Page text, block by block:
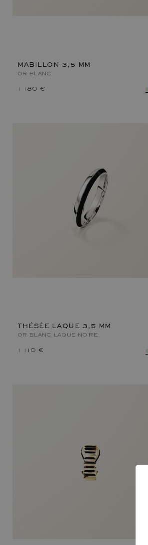
MABILLON 3,5 MM
OR BLANC
1 180 €
THÉSÉE LAQUE 3,5 MM
OR BLANC LAQUE NOIRE
1 110 €